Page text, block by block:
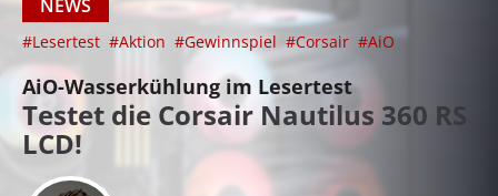
NEWS
#Lesertest #Aktion #Gewinnspiel #Corsair #AiO
AiO-Wasserkühlung im Lesertest
Testet die Corsair Nautilus 360 RS
LCD!